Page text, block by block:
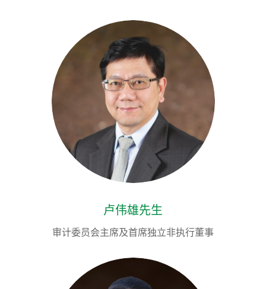
卢伟雄先生
审计委员会主席及首席独立非执行董事